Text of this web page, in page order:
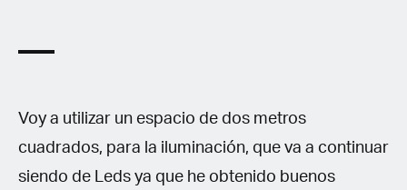
Voy a utilizar un espacio de dos metros
cuadrados, para la iluminación, que va a continuar
siendo de Leds ya que he obtenido buenos